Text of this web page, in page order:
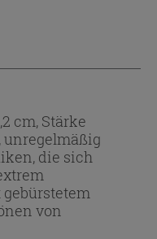
cm, Stärke
unregelmäßig
die sich
von